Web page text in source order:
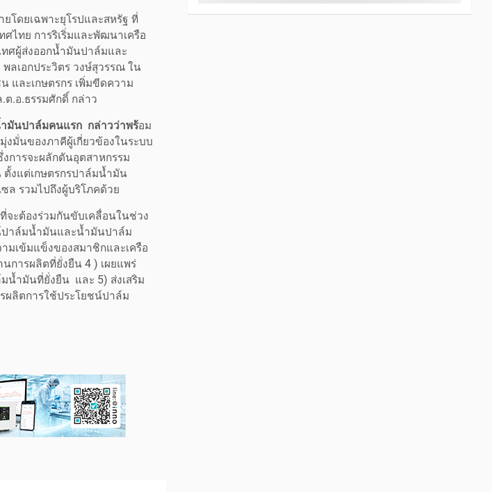
โดยเฉพาะยุโรปและสหรัฐ ที่
ไทย การริเริ่มและพัฒนาเครือ
ทศผู้ส่งออกน้ำมันปาล์มและ
ลเอกประวิตร วงษ์สุวรรณ ใน
และเกษตรกร เพิ่มขีดความ
ต.อ.ธรรมศักดิ์ กล่าว
ำมันปาล์มคนแรก กล่าวว่าพร้อม
มั่นของภาคีผู้เกี่ยวข้องในระบบ
การจะผลักดันอุตสาหกรรม
งแต่เกษตรกรปาล์มน้ำมัน
ล รวมไปถึงผู้บริโภคด้วย
จะต้องร่วมกันขับเคลื่อนในช่วง
ปาล์มน้ำมันและน้ำมันปาล์ม
มเข้มแข็งของสมาชิกและเครือ
การผลิตที่ยั่งยืน 4 ) เผยแพร่
น้ำมันที่ยั่งยืน และ 5) ส่งเสริม
ผลิตการใช้ประโยชน์ปาล์ม